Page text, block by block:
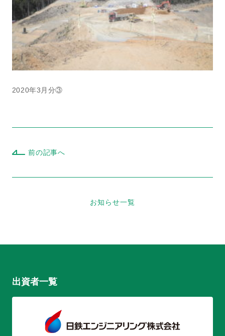
2020年3月分③
前の記事へ
お知らせ一覧
出資者一覧